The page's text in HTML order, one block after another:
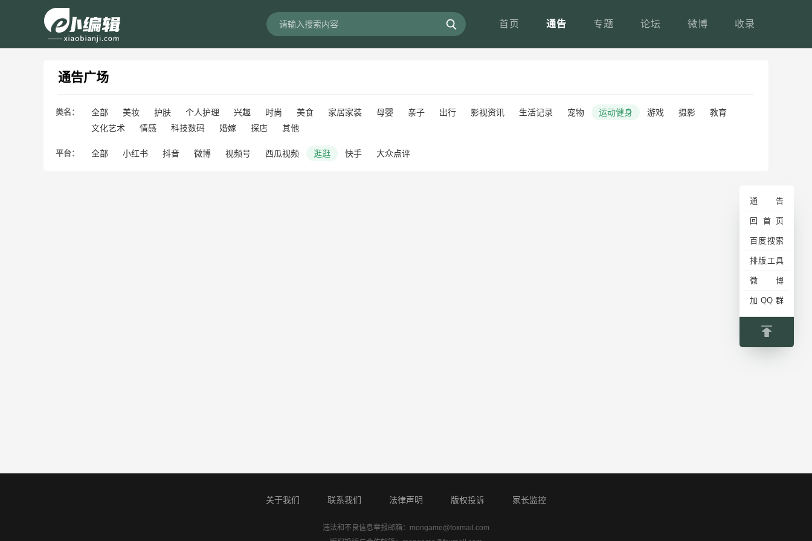
首页 通告 专题 论坛 微博 收录
通告
回首页
百度搜索
排版工具
微博
加QQ群
通告广场
类名： 全部 美妆 护肤 个人护理 兴趣 时尚 美食 家居家装 母婴 亲子 出行 影视资讯 生活记录 宠物 运动健身 游戏 摄影
教育
文化艺术
情感 科技数码 婚嫁 探店 其他
平台： 全部 小红书 抖音 微博 视频号 西瓜视频 逛逛 快手 大众点评
关于我们 联系我们 法律声明 版权投诉 家长监控
违法和不良信息举报邮箱： mongame@foxmail.com